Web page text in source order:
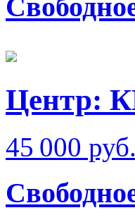
Центр:
45 000 руб.